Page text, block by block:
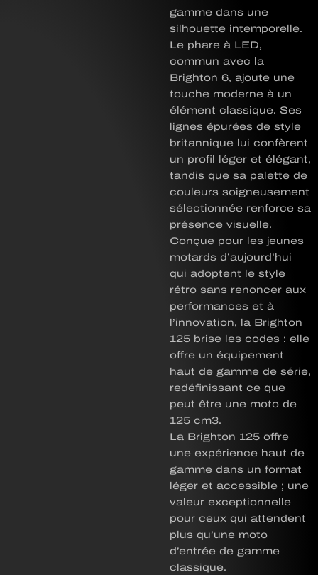
gamme dans une
silhouette intemporelle.
Le phare à LED,
commun avec la
Brighton 6, ajoute une
touche moderne à un
élément classique. Ses
lignes épurées de style
britannique lui confèrent
un profil léger et élégant,
tandis que sa palette de
couleurs soigneusement
sélectionnée renforce sa
présence visuelle.
Conçue pour les jeunes
motards d’aujourd’hui
qui adoptent le style
rétro sans renoncer aux
performances et à
l’innovation, la Brighton
125 brise les codes : elle
offre un équipement
haut de gamme de série,
redéfinissant ce que
peut être une moto de
125 cm3.
La Brighton 125 offre
une expérience haut de
gamme dans un format
léger et accessible ; une
valeur exceptionnelle
pour ceux qui attendent
plus qu’une moto
d’entrée de gamme
classique.